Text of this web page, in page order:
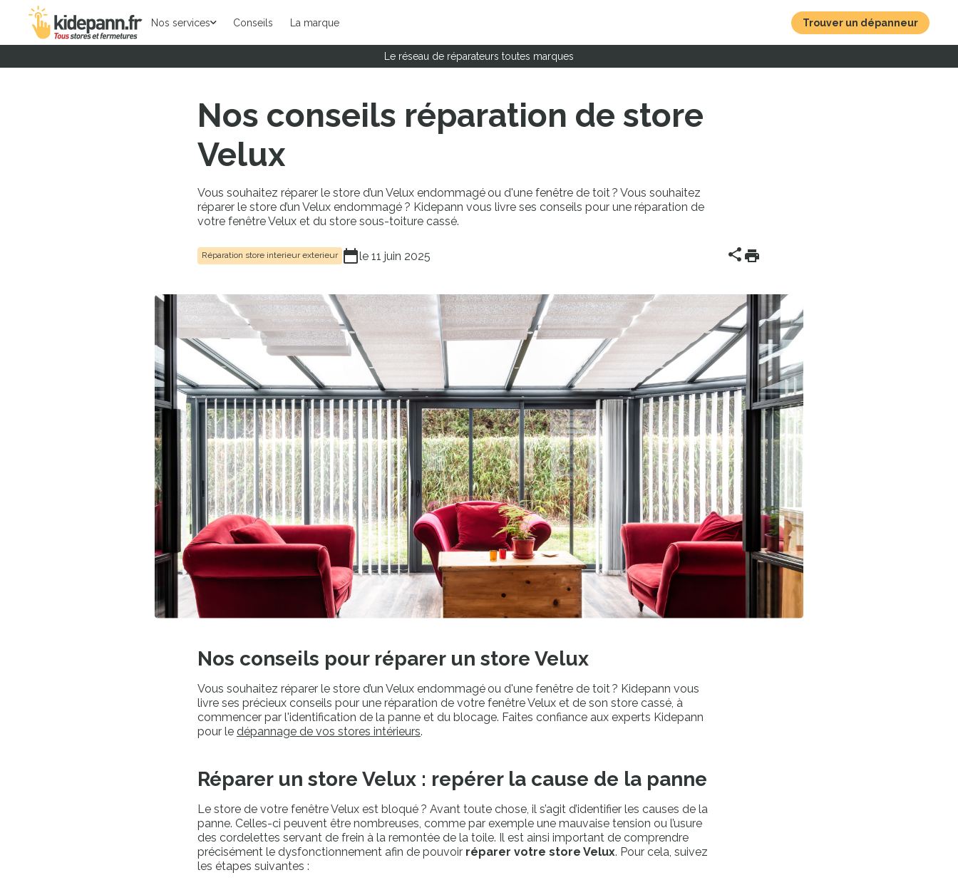
Nos services Conseils La marque Trouver un dépanneur
Le réseau de réparateurs toutes marques
Nos conseils réparation de store
Velux
Vous souhaitez réparer le store d’un Velux endommagé ou d'une fenêtre de toit ? Vous souhaitez
réparer le store d’un Velux endommagé ? Kidepann vous livre ses conseils pour une réparation de
votre fenêtre Velux et du store sous-toiture cassé.
Réparation store interieur exterieur le 11 juin 2025
Nos conseils pour réparer un store Velux
Vous souhaitez réparer le store d’un Velux endommagé ou d'une fenêtre de toit ? Kidepann vous
livre ses précieux conseils pour une réparation de votre fenêtre Velux et de son store cassé, à
commencer par l'identification de la panne et du blocage. Faites confiance aux experts Kidepann
pour le dépannage de vos stores intérieurs.
Réparer un store Velux : repérer la cause de la panne
Le store de votre fenêtre Velux est bloqué ? Avant toute chose, il s’agit d’identifier les causes de la
panne. Celles-ci peuvent être nombreuses, comme par exemple une mauvaise tension ou l’usure
des cordelettes servant de frein à la remontée de la toile. Il est ainsi important de comprendre
précisément le dysfonctionnement afin de pouvoir réparer votre store Velux. Pour cela, suivez
les étapes suivantes :